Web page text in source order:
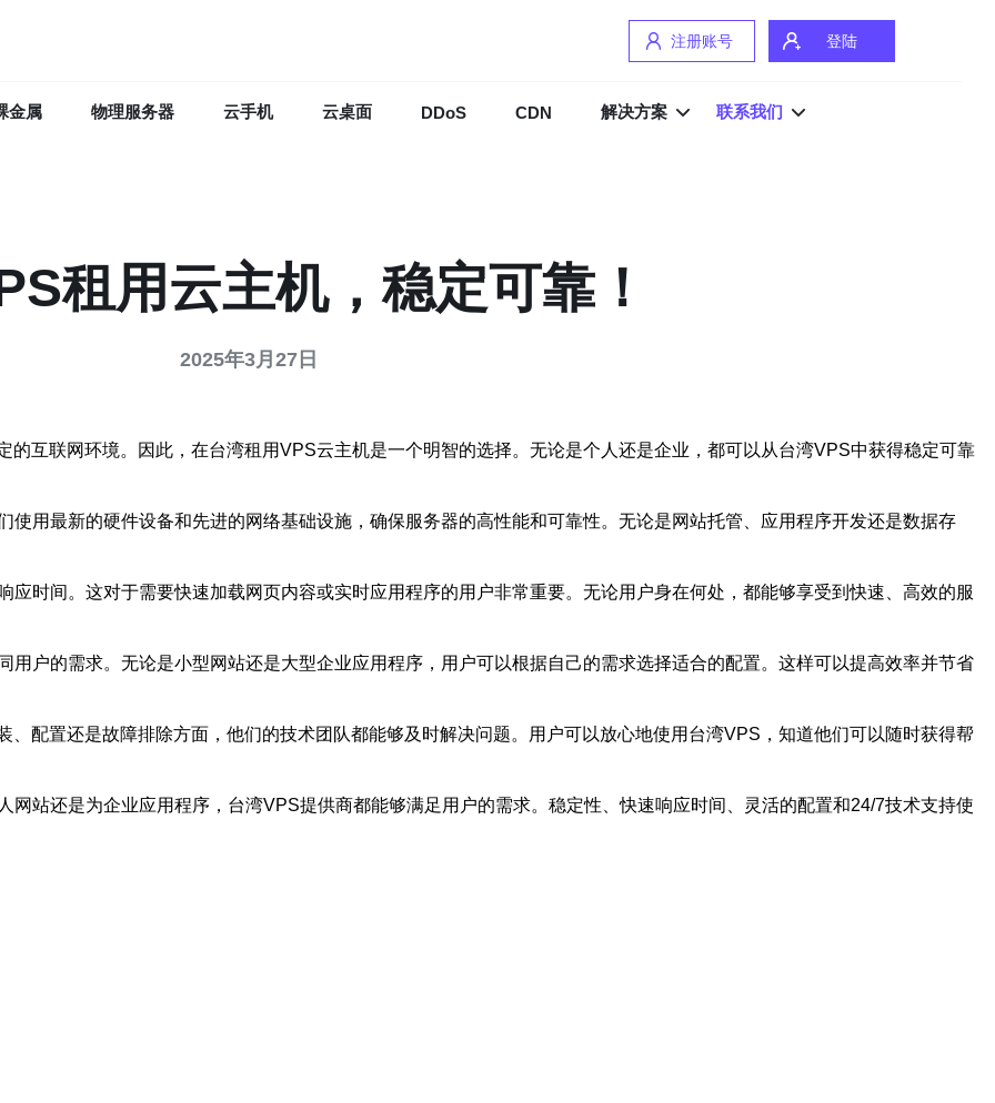
注册账号 登陆
金属 物理服务器 云手机 云桌面 DDoS CDN 解决方案 联系我们
租用云主机，稳定可靠！
2025年3月27日
互联网环境。因此，在台湾租用VPS云主机是一个明智的选择。无论是个人还是企业，都可以从台湾VPS中获得稳定可靠
用最新的硬件设备和先进的网络基础设施，确保服务器的高性能和可靠性。无论是网站托管、应用程序开发还是数据存
时间。这对于需要快速加载网页内容或实时应用程序的用户非常重要。无论用户身在何处，都能够享受到快速、高效的服
户的需求。无论是小型网站还是大型企业应用程序，用户可以根据自己的需求选择适合的配置。这样可以提高效率并节省
配置还是故障排除方面，他们的技术团队都能够及时解决问题。用户可以放心地使用台湾VPS，知道他们可以随时获得帮
站还是为企业应用程序，台湾VPS提供商都能够满足用户的需求。稳定性、快速响应时间、灵活的配置和24/7技术支持使